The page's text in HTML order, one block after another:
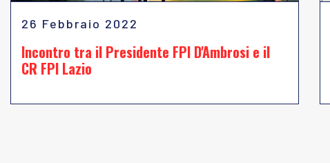
26 Febbraio 2022
Incontro tra il Presidente FPI D'Ambrosi e il
CR FPI Lazio